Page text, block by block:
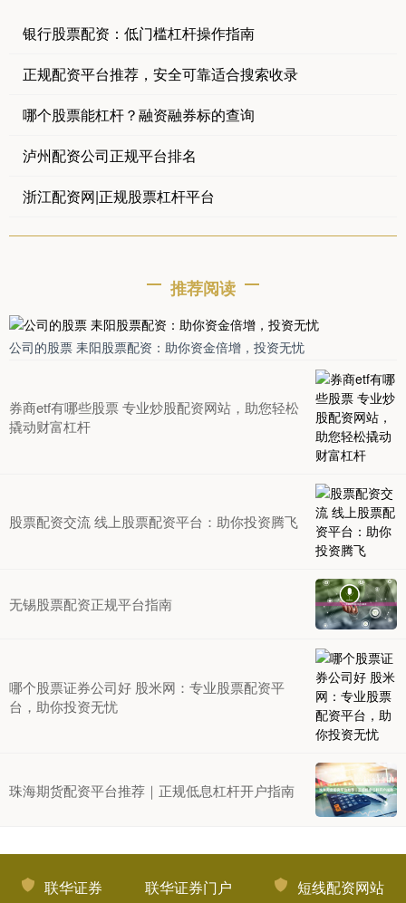
银行股票配资：低门槛杠杆操作指南
正规配资平台推荐，安全可靠适合搜索收录
哪个股票能杠杆？融资融券标的查询
泸州配资公司正规平台排名
浙江配资网|正规股票杠杆平台
推荐阅读
公司的股票 耒阳股票配资：助你资金倍增，投资无忧
券商etf有哪些股票 专业炒股配资网站，助您轻松
撬动财富杠杆
股票配资交流 线上股票配资平台：助你投资腾飞
无锡股票配资正规平台指南
哪个股票证券公司好 股米网：专业股票配资平
台，助你投资无忧
珠海期货配资平台推荐｜正规低息杠杆开户指南
联华证券 联华证券门户 短线配资网站